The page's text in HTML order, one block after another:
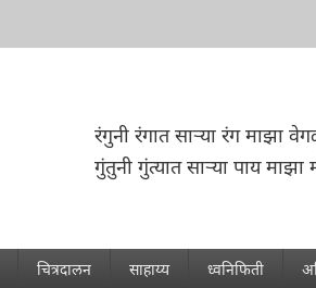
रंगुनी रंगात साऱ्या रंग माझा
गुंतुनी गुंत्यात साऱ्या पाय
चित्रदालन साहाय्य ध्वनिफिती